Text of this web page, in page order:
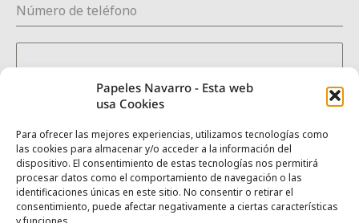
Papeles Navarro - Esta web
usa Cookies
Para ofrecer las mejores experiencias, utilizamos tecnologías como
las cookies para almacenar y/o acceder a la información del
dispositivo. El consentimiento de estas tecnologías nos permitirá
procesar datos como el comportamiento de navegación o las
identificaciones únicas en este sitio. No consentir o retirar el
consentimiento, puede afectar negativamente a ciertas características
Número de teléfono
0 / 180
Sí, estoy de acuerdo con lapolítica de privacidad